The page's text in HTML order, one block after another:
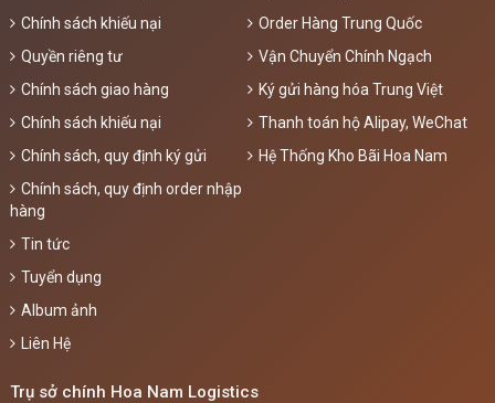
Chính sách khiếu nại
Quyền riêng tư
Chính sách giao hàng
Chính sách khiếu nại
Chính sách, quy định ký gửi
Chính sách, quy định order nhập
hàng
Tin tức
Tuyển dụng
Album ảnh
Liên Hệ
Order Hàng Trung Quốc
Vận Chuyển Chính Ngạch
Ký gửi hàng hóa Trung Việt
Thanh toán hộ Alipay, WeChat
Hệ Thống Kho Bãi Hoa Nam
Trụ sở chính Hoa Nam Logistics